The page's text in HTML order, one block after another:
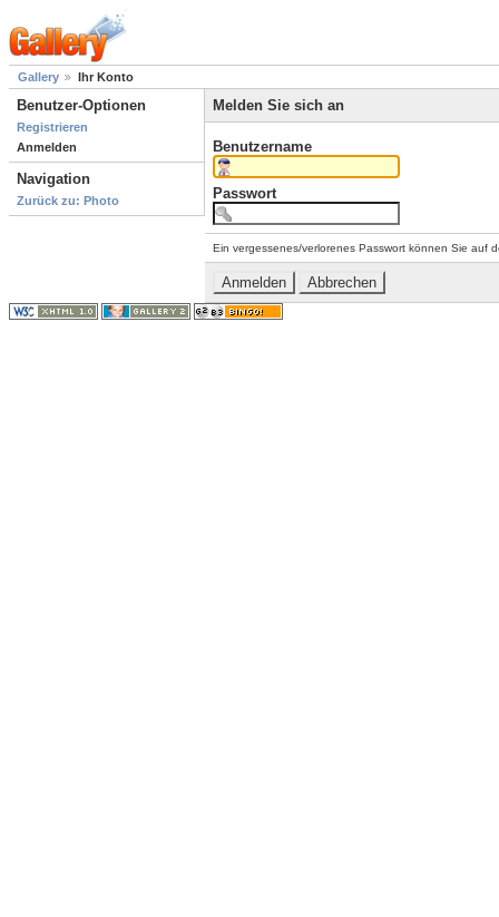
Gallery Ihr Konto
Benutzer-Optionen
Registrieren
Anmelden
Navigation
Zurück zu: Photo
Melden Sie sich an
Benutzername
Passwort
Ein vergessenes/verlorenes Passwort können Sie auf